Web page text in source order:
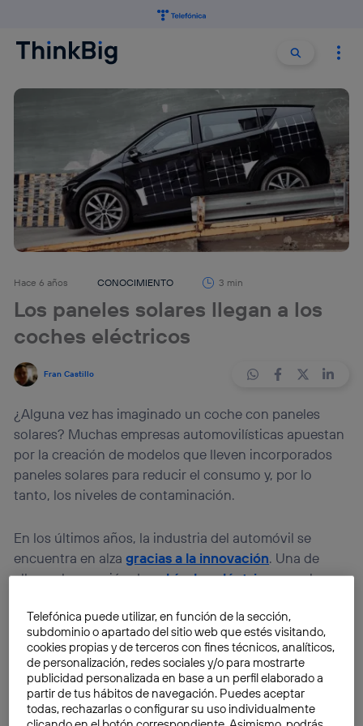
Buscar
Hace 6 años CONOCIMIENTO 3 min
Los paneles solares llegan a los
coches eléctricos
Fran Castillo
¿Alguna vez has imaginado un coche con paneles
solares? Muchas empresas automovilísticas apuestan
por la creación de modelos que lleven incorporados
paneles solares para reducir el consumo y, por lo
tanto, los niveles de contaminación.
En los últimos años, la industria del automóvil se
encuentra en alzagracias a la innovación. Una de
ellas es la creación devehículos eléctricoscon la
aún hay millones de coches demotor degasolina o
diéselen circulación. Una de las novedades es la
implantación de paneles solares en coches eléctricos.
En búsqueda de alternativas
Telefónica puede utilizar, en función de la sección,
subdominio o apartado del sitio web que estés visitando,
cookies propias y de terceros con fines técnicos, analíticos,
de personalización, redes sociales y/o para mostrarte
publicidad personalizada en base a un perfil elaborado a
partir de tus hábitos de navegación. Puedes aceptar
todas, rechazarlas o configurar su uso individualmente